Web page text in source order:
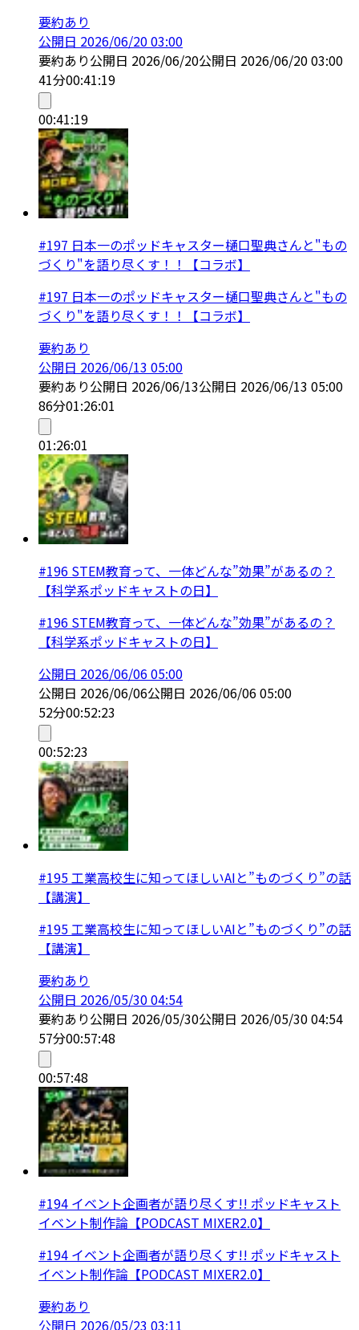
要約あり
公開日 2026/06/20 03:00
要約あり公開日 2026/06/20公開日 2026/06/20 03:00
41分00:41:19
00:41:19
#197 日本一のポッドキャスター樋口聖典さんと"もの
づくり"を語り尽くす！！【コラボ】
#197 日本一のポッドキャスター樋口聖典さんと"もの
づくり"を語り尽くす！！【コラボ】
要約あり
公開日 2026/06/13 05:00
要約あり公開日 2026/06/13公開日 2026/06/13 05:00
86分01:26:01
01:26:01
#196 STEM教育って、一体どんな”効果”があるの？
【科学系ポッドキャストの日】
#196 STEM教育って、一体どんな”効果”があるの？
【科学系ポッドキャストの日】
公開日 2026/06/06 05:00
公開日 2026/06/06公開日 2026/06/06 05:00
52分00:52:23
00:52:23
#195 工業高校生に知ってほしいAIと”ものづくり”の話
【講演】
#195 工業高校生に知ってほしいAIと”ものづくり”の話
【講演】
要約あり
公開日 2026/05/30 04:54
要約あり公開日 2026/05/30公開日 2026/05/30 04:54
57分00:57:48
00:57:48
#194 イベント企画者が語り尽くす!! ポッドキャスト
イベント制作論【PODCAST MIXER2.0】
#194 イベント企画者が語り尽くす!! ポッドキャスト
イベント制作論【PODCAST MIXER2.0】
要約あり
公開日 2026/05/23 03:11